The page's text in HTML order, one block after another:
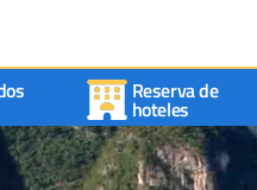
Reserva de
hoteles